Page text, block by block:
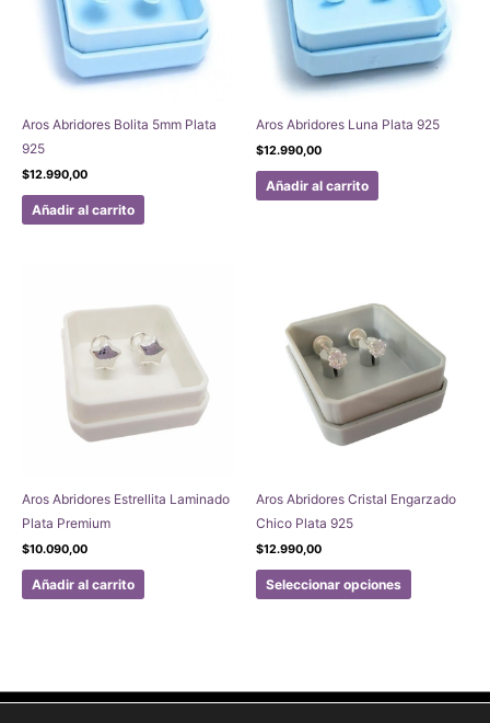
Aros Abridores Bolita 5mm Plata
925
$12.990,00
Añadir al carrito
Aros Abridores Luna Plata 925
$12.990,00
Añadir al carrito
Aros Abridores Estrellita Laminado
Plata Premium
$10.090,00
Añadir al carrito
Aros Abridores Cristal Engarzado
Chico Plata 925
$12.990,00
Seleccionar opciones
Este
producto
Las